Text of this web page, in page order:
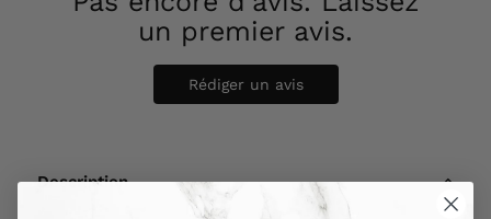
un premier avis.
Rédiger un avis
Description